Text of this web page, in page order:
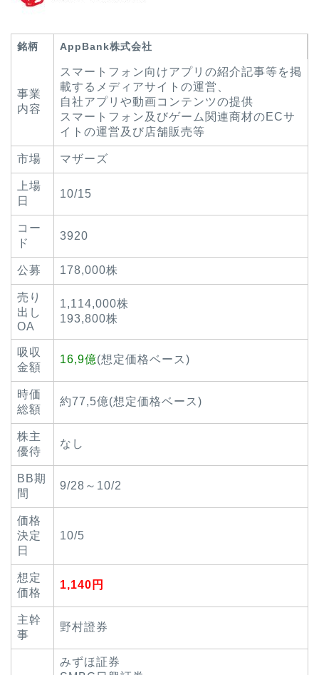
銘柄 AppBank株式会社
事業
内容
スマートフォン向けアプリの紹介記事等を掲
載するメディアサイトの運営、
自社アプリや動画コンテンツの提供
スマートフォン及びゲーム関連商材のECサ
イトの運営及び店舗販売等
市場 マザーズ
上場
日
10/15
コー
ド
3920
公募 178,000株
売り
出し
OA
1,114,000株
193,800株
吸収
金額
16,9億(想定価格ベース)
時価
総額
約77,5億(想定価格ベース)
株主
優待
なし
BB期
間
9/28～10/2
価格
決定
日
10/5
想定
価格
1,140円
主幹
事
野村證券
みずほ証券